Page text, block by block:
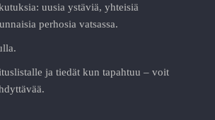
uusia ystäviä, yhteisiä
perhosia vatsassa.
ja tiedät kun tapahtuu – voit